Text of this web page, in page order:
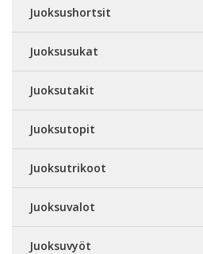
Juoksushortsit
Juoksusukat
Juoksutakit
Juoksutopit
Juoksutrikoot
Juoksuvalot
Juoksuvyöt